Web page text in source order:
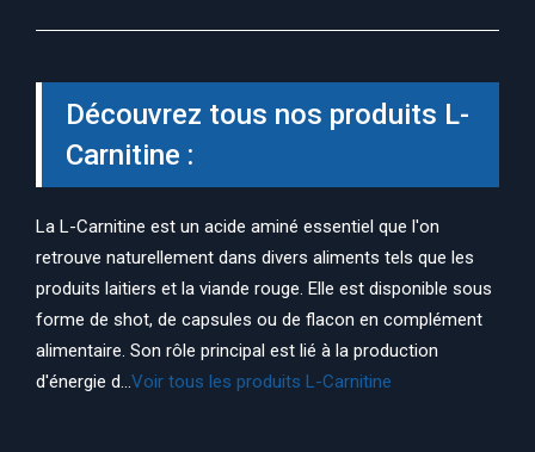
Découvrez tous nos produits L-
Carnitine :
La L-Carnitine est un acide aminé essentiel que l'on
retrouve naturellement dans divers aliments tels que les
produits laitiers et la viande rouge. Elle est disponible sous
forme de shot, de capsules ou de flacon en complément
alimentaire. Son rôle principal est lié à la production
d'énergie d...Voir tous les produits L-Carnitine